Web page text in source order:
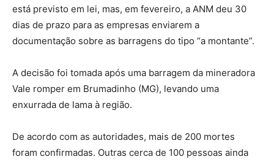
está previsto em lei, mas, em fevereiro, a ANM deu 30
dias de prazo para as empresas enviarem a
documentação sobre as barragens do tipo “a montante”.
A decisão foi tomada após uma barragem da mineradora
Vale romper em Brumadinho (MG), levando uma
enxurrada de lama à região.
De acordo com as autoridades, mais de 200 mortes
foram confirmadas. Outras cerca de 100 pessoas ainda